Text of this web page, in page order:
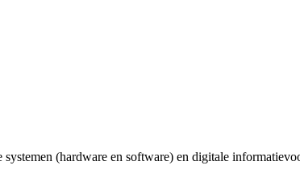
(hardware en software) en digitale